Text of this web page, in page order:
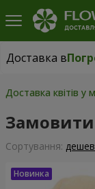
Доставка в
Доставка в
Доставка квітів
Сортування: